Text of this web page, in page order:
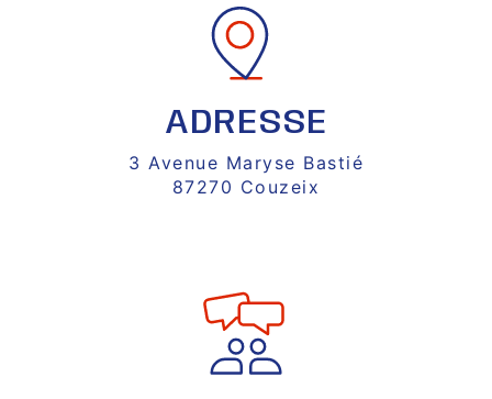
ADRESSE
3 Avenue Maryse Bastié
87270 Couzeix